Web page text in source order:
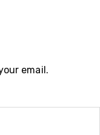
email.